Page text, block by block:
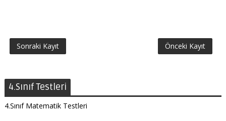
Sonraki Kayıt Önceki Kayıt
4.Sınıf Testleri
4.Sınıf Matematik Testleri